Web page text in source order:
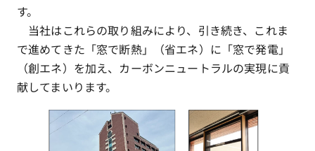
す。
当社はこれらの取り組みにより、引き続き、これま
で進めてきた「窓で断熱」（省エネ）に「窓で発電」
（創エネ）を加え、カーボンニュートラルの実現に貢
献してまいります。